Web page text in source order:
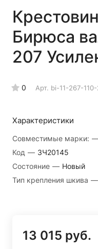
Бирюса
207
0 Арт. bi-11-267-
Характеристики
Совместимые марки:
Код — ЗЧ20145
Состояние — Новый
Тип крепления шкива —
13 015 руб.